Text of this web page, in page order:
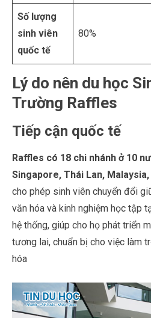
Số lượng
sinh viên
quốc tế
80%
Lý do nên du học
Trường Raffles
Tiếp cận quốc tế
Raffles có 18 chi nhánh ở 10
Singapore, Thái Lan,
cho phép sinh viên chuyển đổi
văn hóa và kinh nghiệm học tập
hệ thống, giúp cho họ phát triển
tương lai, chuẩn bị cho việc làm
hóa